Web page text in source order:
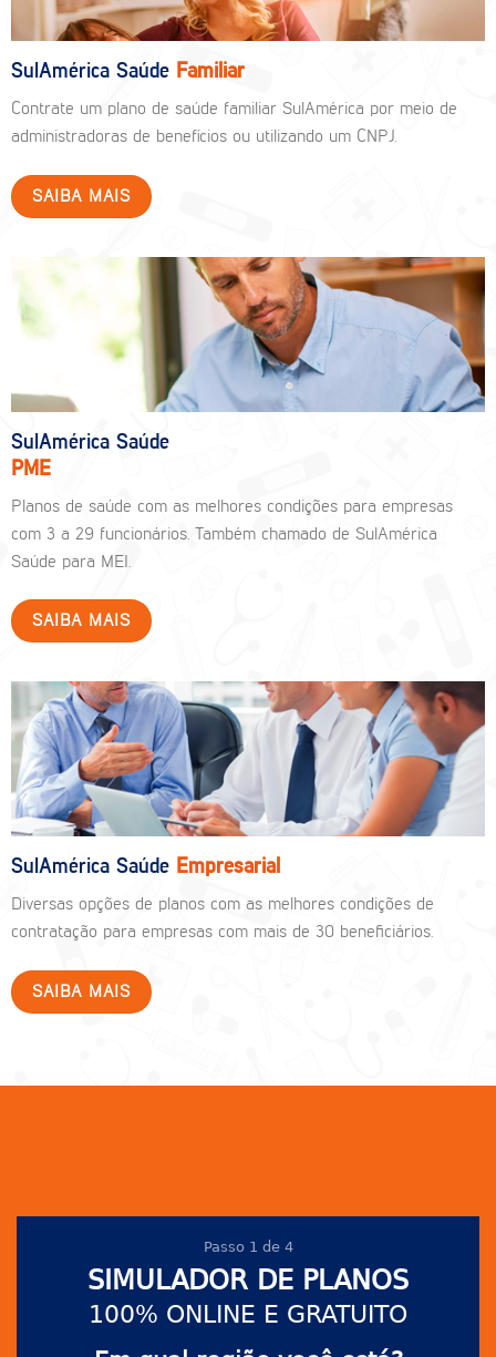
SulAmérica Saúde Familiar
Contrate um plano de saúde familiar SulAmérica por meio de
administradoras de benefícios ou utilizando um CNPJ.
SAIBA MAIS
SulAmérica Saúde
PME
Planos de saúde com as melhores condições para empresas
com 3 a 29 funcionários. Também chamado de SulAmérica
Saúde para MEI.
SAIBA MAIS
SulAmérica Saúde Empresarial
Diversas opções de planos com as melhores condições de
contratação para empresas com mais de 30 beneficiários.
SAIBA MAIS